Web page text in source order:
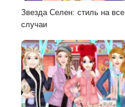
Звезда Селен: стиль на все
случаи